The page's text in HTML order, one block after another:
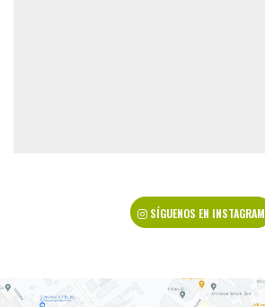
SÍGUENOS EN INSTAGRAM